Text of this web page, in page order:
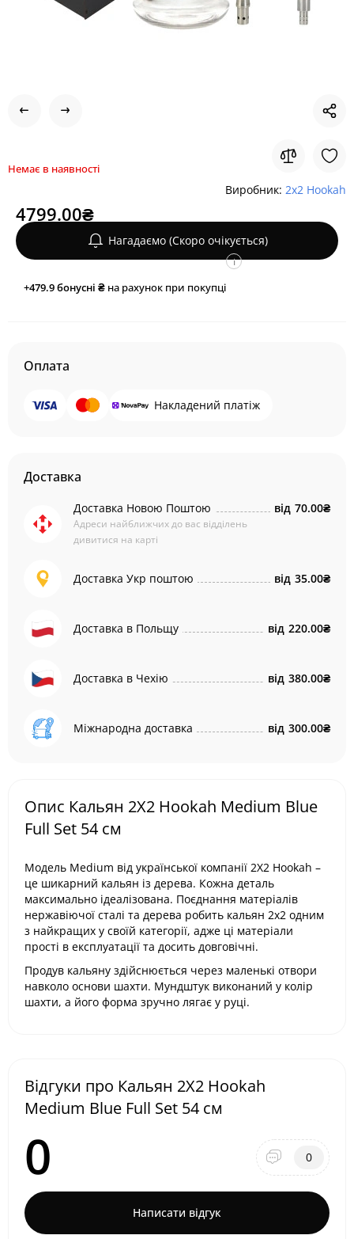
Немає в наявності
Виробник: 2x2 Hookah
4799.00₴
Нагадаємо (Скоро очікується)
+479.9бонусні ₴ на рахунок при покупці
i
Оплата
Накладений платіж
Доставка
Доставка Новою Поштою
Адреси найближчих до вас відділень
дивитися на карті
від 70.00₴
Доставка Укр поштою від 35.00₴
Доставка в Польщу від 220.00₴
Доставка в Чехію від 380.00₴
Міжнародна доставка від 300.00₴
Опис Кальян 2X2 Hookah Medium Blue
Full Set 54 см
Модель Medium від української компанії 2X2 Hookah –
це шикарний кальян із дерева. Кожна деталь
максимально ідеалізована. Поєднання матеріалів
нержавіючої сталі та дерева робить кальян 2x2 одним
з найкращих у своїй категорії, адже ці матеріали
прості в експлуатації та досить довговічні.
Продув кальяну здійснюється через маленькі отвори
навколо основи шахти. Мундштук виконаний у колір
шахти, а його форма зручно лягає у руці.
Відгуки про Кальян 2X2 Hookah
Medium Blue Full Set 54 см
0 0
Написати відгук